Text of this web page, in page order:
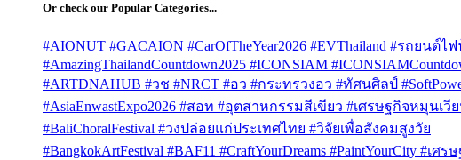
Or check our Popular Categories...
#AIONUT #GACAION #CarOfTheYear2026 #EVThailand #รถยนต์ไ
#AmazingThailandCountdown2025 #ICONSIAM
#ARTDNAHUB #วช #NRCT #อว #กระทรวงอว #ทัศนศิลป์
#AsiaEnwastExpo2026 #สอท #อุตสาหกรรมสีเขียว #เศรษฐกิจหมุนเวี
#BaliChoralFestival #วงปล่อยแก่ประเทศไทย #วิจัยเพื่อสังคมสูงวัย
#BangkokArtFestival #BAF11 #CraftYourDreams #PaintYourCity #